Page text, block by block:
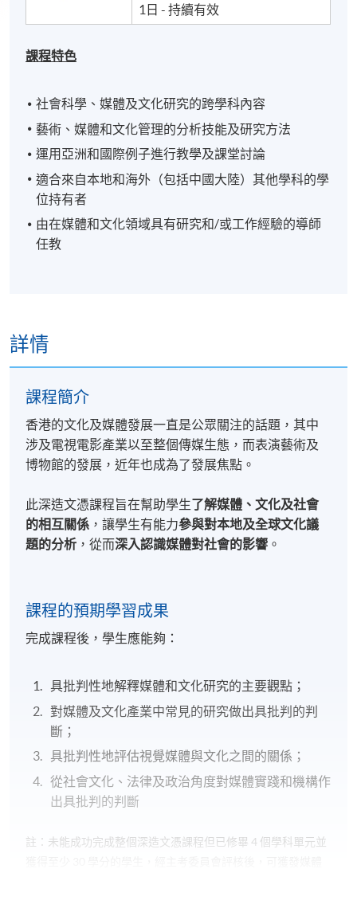
1日 - 持續有效
課程特色
社會科學、媒體及文化研究的跨學科內容
藝術、媒體和文化管理的分析技能及研究方法
運用亞洲和國際例子進行教學及課堂討論
適合來自本地和海外（包括中國大陸）其他學科的學
位持有者
由在媒體和文化領域具有研究和/或工作經驗的導師
任教
詳情
課程簡介
香港的文化及媒體發展一直是公眾關注的話題，其中
涉及電視電影產業以至整個傳媒生態，而表演藝術及
博物館的發展，近年也成為了發展焦點。
此深造文憑課程旨在幫助學生了解媒體、文化及社會
的相互關係 ，讓學生有能力參與對本地及全球文化議
題的分析 ，從而深入認識媒體對社會的影響 。
課程的預期學習成果
完成課程後，學生應能夠：
具批判性地解釋媒體和文化研究的主要觀點；
對媒體及文化產業中常見的研究做出具批判的判
斷；
具批判性地評估視覺媒體與文化之間的關係；
從社會文化、法律及政治角度對媒體實踐和機構作
出具批判的判斷
註：未能成功完成整個深造文憑課程但已修畢 4 個學科單元並